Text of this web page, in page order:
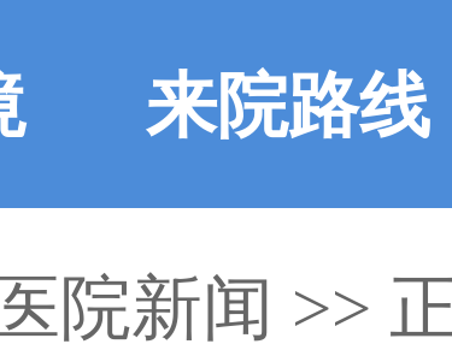
来院路线
医院新闻 >>